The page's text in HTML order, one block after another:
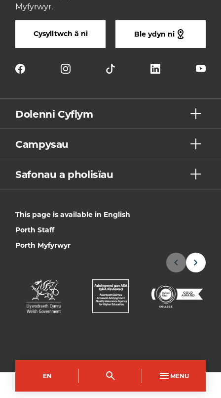
EN MENU
Myfyrwyr.
Cysylltwch â ni Ble ydyn ni
Dolenni Cyflym
Campysau
Safonau a pholisïau
This page is available in English
Porth Staff
Porth Myfyrwyr